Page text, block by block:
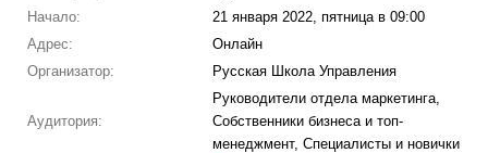
Начало:
21 января 2022, пятница в 09:00
Адрес:
Онлайн
Организатор:
Русская Школа Управления
Аудитория:
Руководители отдела маркетинга,
Собственники бизнеса и топ-
менеджмент, Специалисты и новички